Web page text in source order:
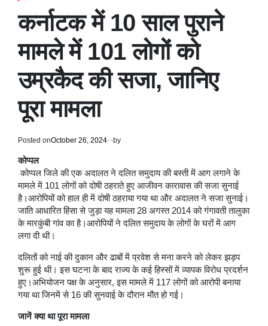
कर्नाटक में 10 साल पुराने
मामले में 101 लोगों को
उम्रकैद की सजा, जानिए
पूरा मामला
Posted onOctober 26, 2024 by
कोप्पल
कोप्पल जिले की एक अदालत ने दलित समुदाय की बस्ती में आग लगाने के
मामले में 101 लोगों को दोषी ठहराते हुए आजीवन कारावास की सजा सुनाई
है।आरोपियों को हाल ही में दोषी ठहराया गया था और अदालत ने सजा सुनाई।
जाति आधारित हिंसा से जुड़ा यह मामला 28 अगस्त 2014 को गंगावती तालुका
के मारकुंबी गांव का है।आरोपियों ने दलित समुदाय के लोगों के घरों में आग
लगा दी थी।
दलितों को नाई की दुकान और ढाबों में प्रवेश से मना करने को लेकर झड़प
शुरू हुई थी। इस घटना के बाद राज्य के कई हिस्सों में व्यापक विरोध प्रदर्शन
हुए।अभियोजन पक्ष के अनुसार, इस मामले में 117 लोगों को आरोपी बनाया
गया था जिनमें से 16 की सुनवाई के दौरान मौत हो गई।
जानें क्या था पूरा मामला